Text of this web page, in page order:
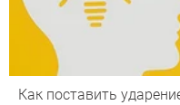
Как поставить